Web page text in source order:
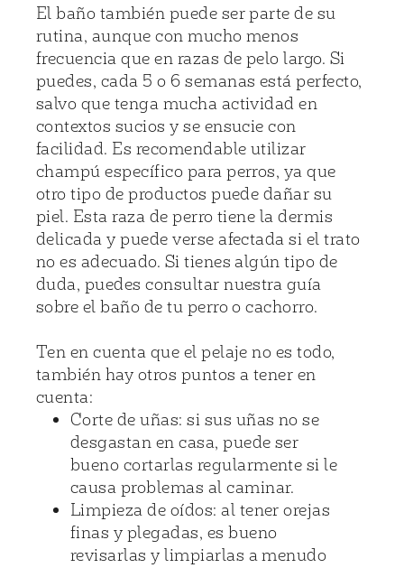
El baño también puede ser parte de su
rutina, aunque con mucho menos
frecuencia que en razas de pelo largo. Si
puedes, cada 5 o 6 semanas está perfecto,
salvo que tenga mucha actividad en
contextos sucios y se ensucie con
facilidad. Es recomendable utilizar
champú específico para perros, ya que
otro tipo de productos puede dañar su
piel. Esta raza de perro tiene la dermis
delicada y puede verse afectada si el trato
no es adecuado. Si tienes algún tipo de
duda, puedes consultar nuestra guía
sobre el baño de tu perro o cachorro.
Ten en cuenta que el pelaje no es todo,
también hay otros puntos a tener en
cuenta:
Corte de uñas: si sus uñas no se
desgastan en casa, puede ser
bueno cortarlas regularmente si le
causa problemas al caminar.
Limpieza de oídos: al tener orejas
finas y plegadas, es bueno
revisarlas y limpiarlas a menudo